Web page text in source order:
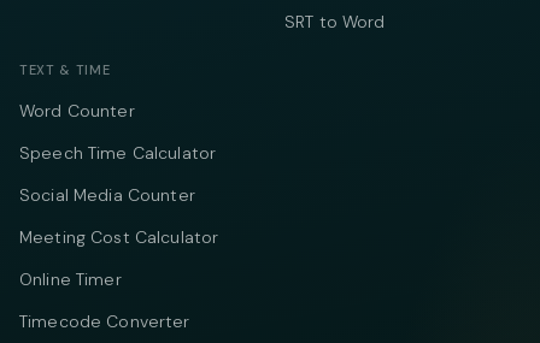
SRT to Word
TEXT & TIME
Word Counter
Speech Time Calculator
Social Media Counter
Meeting Cost Calculator
Online Timer
Timecode Converter